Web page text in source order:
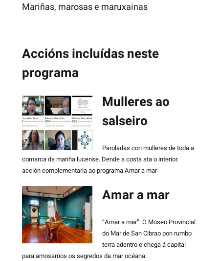
Mariñas, marosas e maruxainas
Accións incluídas neste
programa
Mulleres ao
salseiro
Paroladas con mulleres de toda a
comarca da mariña lucense. Dende a costa ata o interior.
acción complementaria ao programa Amar a mar
Amar a mar
“Amar a mar”: O Museo Provincial
do Mar de San Cibrao pon rumbo
terra adentro e chega á capital
para amosarnos os segredos da mar océana.